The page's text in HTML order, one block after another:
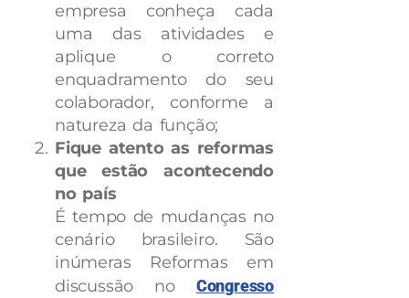
empresa conheça cada
uma das atividades e
aplique o correto
enquadramento do seu
colaborador, conforme a
natureza da função;
Fique atento as reformas
que estão acontecendo
no país
É tempo de mudanças no
cenário brasileiro. São
inúmeras Reformas em
discussão no Congresso